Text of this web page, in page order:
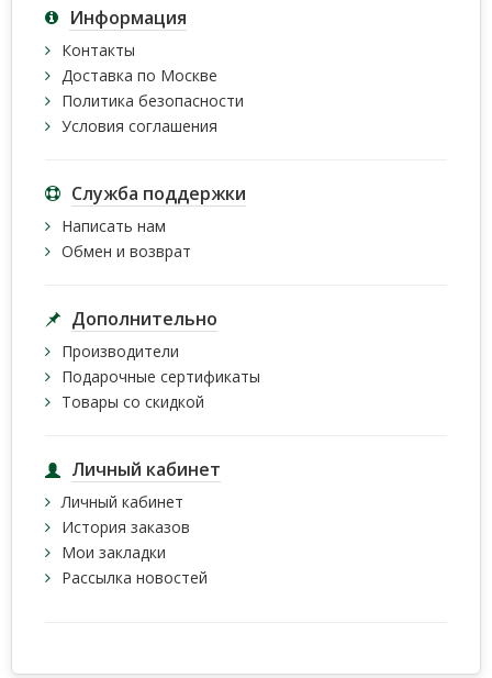
Информация
Контакты
Доставка по Москве
Политика безопасности
Условия соглашения
Служба поддержки
Написать нам
Обмен и возврат
Дополнительно
Производители
Подарочные сертификаты
Товары со скидкой
Личный кабинет
Личный кабинет
История заказов
Мои закладки
Рассылка новостей